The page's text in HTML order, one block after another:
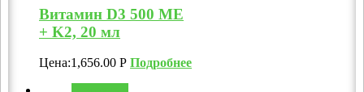
Витамин D3 500 МЕ
+ K2, 20 мл
Цена:1,656.00 Р Подробнее